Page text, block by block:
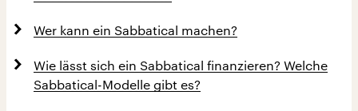
Wer kann ein Sabbatical machen?
Wie lässt sich ein Sabbatical finanzieren? Welche
Sabbatical-Modelle gibt es?